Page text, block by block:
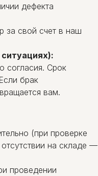
дефекта
за свой счет в наш
согласия. Срок
брак
вам.
(при проверке
на складе —
проведении